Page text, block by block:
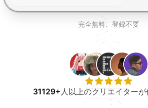
完全無料、登録不要
31129+人以上のクリエイター